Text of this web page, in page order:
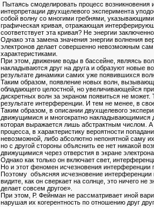
Пытаясь смоделировать процесс
интерпретации двухщелевого эксперимента
собой волну со многими гребнями,
графическая кривая, отражающая
соответствует эта кривая? Не энергии
Однако эта замена значения энергии волнения
электронов делает совершенно невозможным
характеристиками.
При этом, движение воды в бассейне, являясь
накладываются друг на друга и образуют новые
результате динамики самих уже появившихся
Таким образом, появление новых волн,
обладающего целостной, но увеличивающейся
дискретных волн за экраном появиться не
результате интерференции. И тем не менее, в
Таким образом, в описании двухщелевого
движущимися и многократно накладывающимися
которая выражается лишь абстрактным числом. А
процесса, в характеристику вероятности
невозможной, либо абсолютно непонятной саму
но с другой стороны объяснить ее нет никакой
движущимися через отверстия в экране
Однако как только он включает свет,
Но и этот феномен исчезновения интерференции
Поэтому объясняя исчезновение
видите, как он сверкает на солнце, это ничего не
делает совсем другое».
При этом, Р. Фейнман не рассматривает иной
нарушая их когерентность по отношению друг